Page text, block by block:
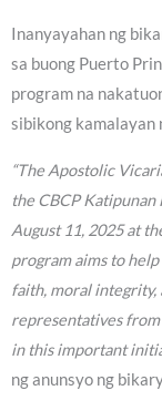
Inanyayahan ng
sa buong Puerto
program na
sibikong kamalayan
“The Apostolic
the CBCP
August 11, 2025 at
program aims to
faith, moral integrity,
representatives
in this important
ng anunsyo ng